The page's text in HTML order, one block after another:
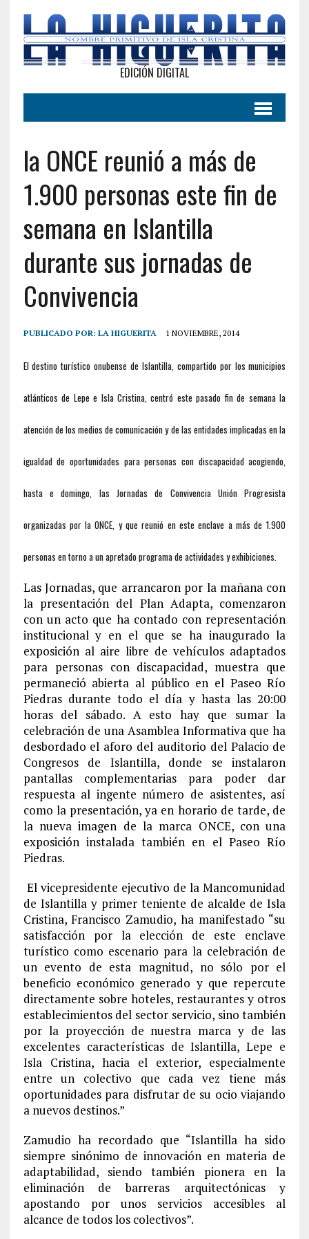
EDICIÓN DIGITAL
la ONCE reunió a más de
1.900 personas este fin de
semana en Islantilla
durante sus jornadas de
Convivencia
PUBLICADO POR: LA HIGUERITA 1 NOVIEMBRE, 2014
El destino turístico onubense de Islantilla, compartido por los municipios
atlánticos de Lepe e Isla Cristina, centró este pasado fin de semana la
atención de los medios de comunicación y de las entidades implicadas en la
igualdad de oportunidades para personas con discapacidad acogiendo,
hasta e domingo, las Jornadas de Convivencia Unión Progresista
organizadas por la ONCE, y que reunió en este enclave a más de 1.900
personas en torno a un apretado programa de actividades y exhibiciones.
Las Jornadas, que arrancaron por la mañana con
la presentación del Plan Adapta, comenzaron
con un acto que ha contado con representación
institucional y en el que se ha inaugurado la
exposición al aire libre de vehículos adaptados
para personas con discapacidad, muestra que
permaneció abierta al público en el Paseo Río
Piedras durante todo el día y hasta las 20:00
horas del sábado. A esto hay que sumar la
celebración de una Asamblea Informativa que ha
desbordado el aforo del auditorio del Palacio de
Congresos de Islantilla, donde se instalaron
pantallas complementarias para poder dar
respuesta al ingente número de asistentes, así
como la presentación, ya en horario de tarde, de
la nueva imagen de la marca ONCE, con una
exposición instalada también en el Paseo Río
Piedras.
El vicepresidente ejecutivo de la Mancomunidad
de Islantilla y primer teniente de alcalde de Isla
Cristina, Francisco Zamudio, ha manifestado “su
satisfacción por la elección de este enclave
turístico como escenario para la celebración de
un evento de esta magnitud, no sólo por el
beneficio económico generado y que repercute
directamente sobre hoteles, restaurantes y otros
establecimientos del sector servicio, sino también
por la proyección de nuestra marca y de las
excelentes características de Islantilla, Lepe e
Isla Cristina, hacia el exterior, especialmente
entre un colectivo que cada vez tiene más
oportunidades para disfrutar de su ocio viajando
a nuevos destinos.”
Zamudio ha recordado que “Islantilla ha sido
siempre sinónimo de innovación en materia de
adaptabilidad, siendo también pionera en la
eliminación de barreras arquitectónicas y
apostando por unos servicios accesibles al
alcance de todos los colectivos”.